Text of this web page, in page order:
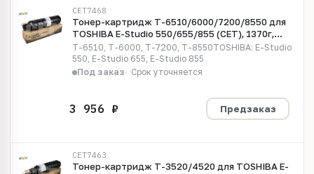
CET7468
Тонер-картридж T-6510/6000/7200/8550 для
TOSHIBA E-Studio 550/655/855 (CET), 1370г,
62400 стр., (унив.), CET7468
T-6510, T-6000, T-7200, T-8550TOSHIBA: E-Studio
550, E-Studio 655, E-Studio 855
Под заказ
Срок уточняется
Предзаказ
CET7463
Тонер-картридж T-3520/4520 для TOSHIBA E-